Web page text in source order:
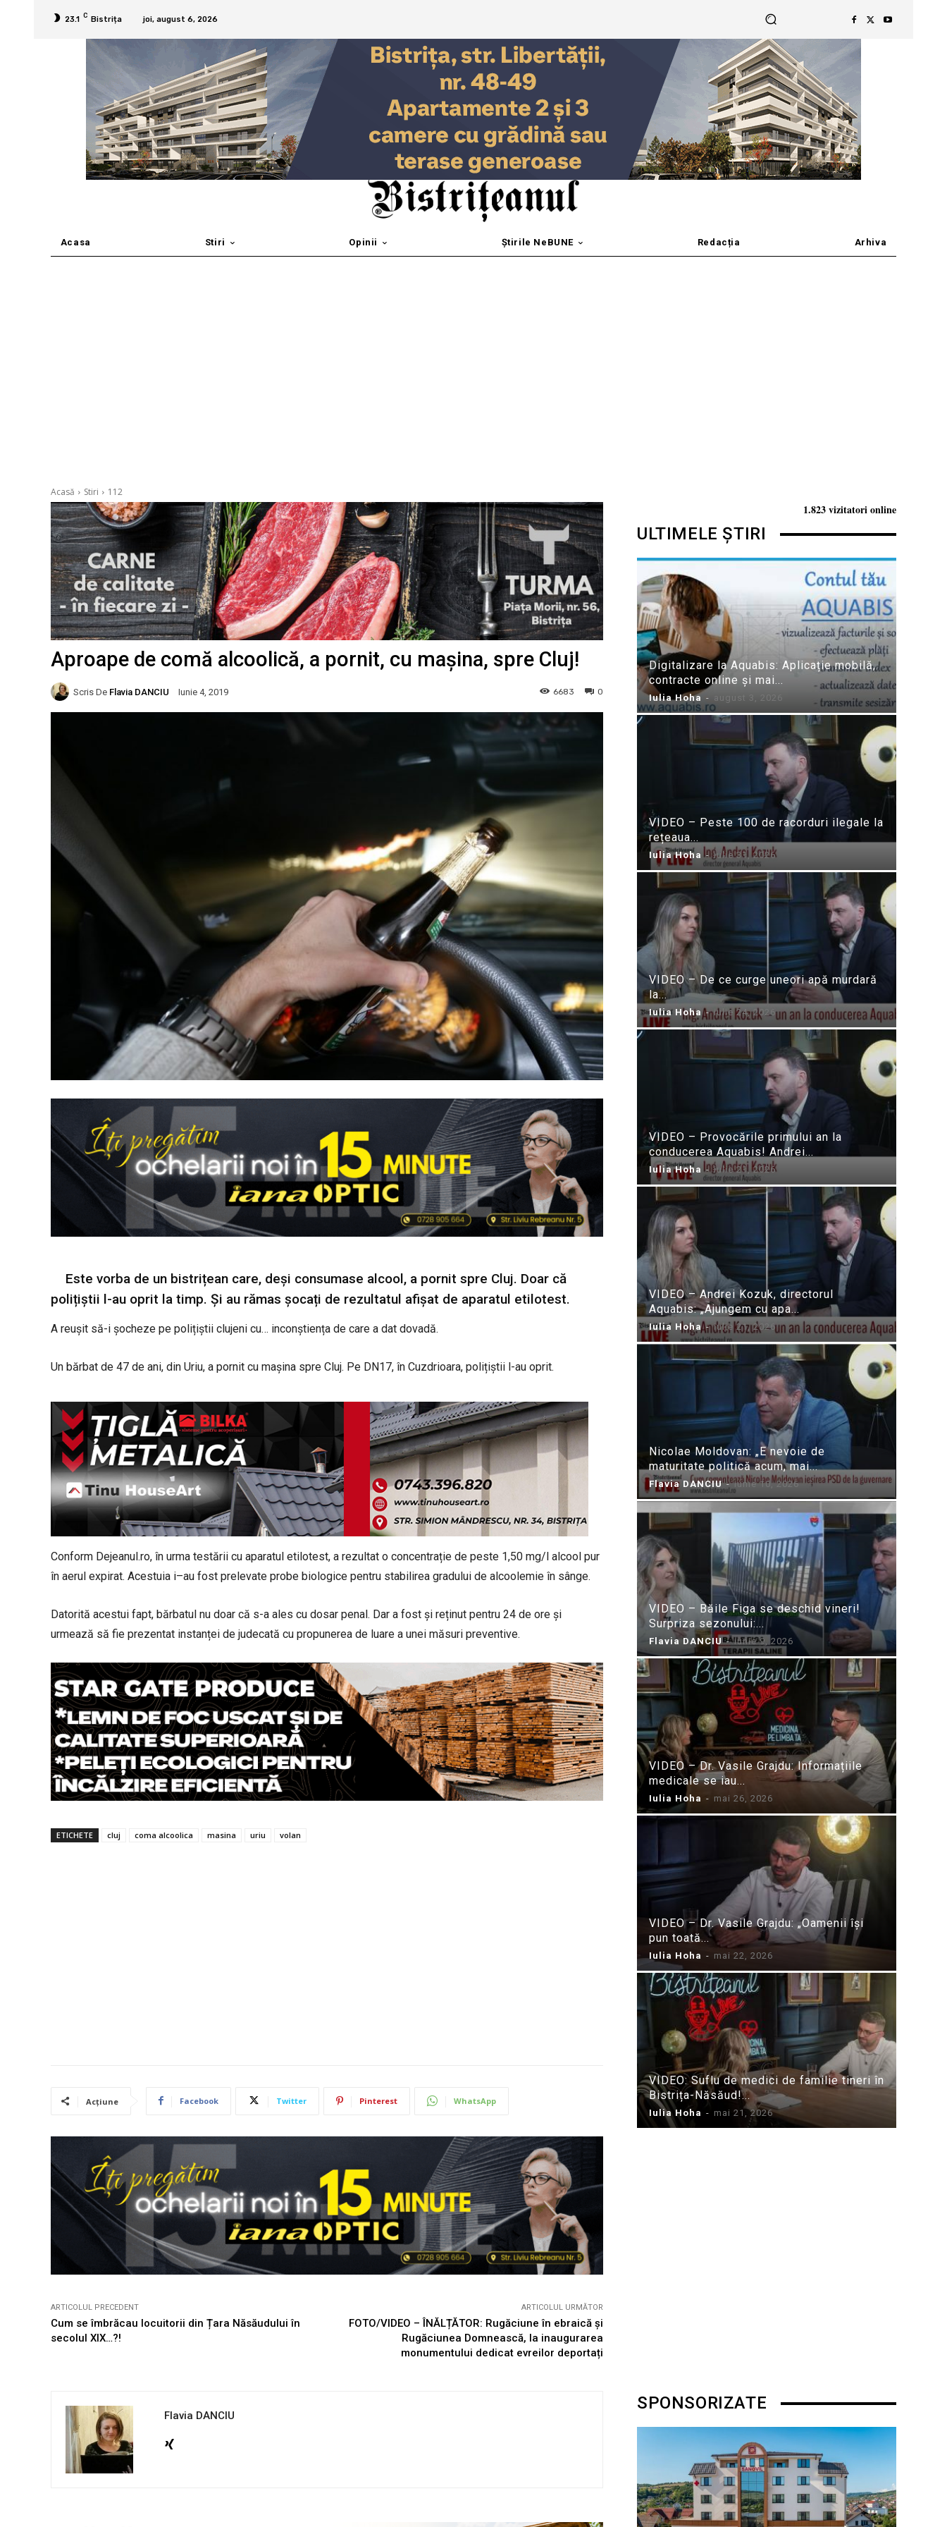
23.1 C Bistrița joi, august 6, 2026
Acasa Stiri Opinii Știrile NeBUNE Redacția Arhiva
Acasă Stiri 112
Aproape de comă alcoolică, a pornit, cu mașina, spre Cluj!
Scris De Flavia DANCIU Iunie 4, 2019 0
6683
Este vorba de un bistrițean care, deși consumase alcool, a pornit spre Cluj. Doar că
polițiștii l-au oprit la timp. Și au rămas șocați de rezultatul afișat de aparatul etilotest.
A reușit să-i șocheze pe polițiștii clujeni cu… inconștiența de care a dat dovadă.
Un bărbat de 47 de ani, din Uriu, a pornit cu mașina spre Cluj. Pe DN17, în Cuzdrioara, polițiștii l-au oprit.
Conform Dejeanul.ro, în urma testării cu aparatul etilotest, a rezultat o concentrație de peste 1,50 mg/l alcool pur
în aerul expirat. Acestuia i–au fost prelevate probe biologice pentru stabilirea gradului de alcoolemie în sânge.
Datorită acestui fapt, bărbatul nu doar că s-a ales cu dosar penal. Dar a fost și reținut pentru 24 de ore și
urmează să fie prezentat instanței de judecată cu propunerea de luare a unei măsuri preventive.
ETICHETE cluj coma alcoolica masina uriu volan
Acțiune Facebook Twitter Pinterest WhatsApp
ARTICOLUL PRECEDENT
Cum se îmbrăcau locuitorii din Țara Năsăudului în
secolul XIX…?!
ARTICOLUL URMĂTOR
FOTO/VIDEO – ÎNĂLȚĂTOR: Rugăciune în ebraică și
Rugăciunea Domnească, la inaugurarea
monumentului dedicat evreilor deportați
Flavia DANCIU
1.823 vizitatori online
ULTIMELE ȘTIRI
Digitalizare la Aquabis: Aplicație mobilă,
contracte online și mai...
Iulia Hoha - august 3, 2026
VIDEO – Peste 100 de racorduri ilegale la
rețeaua...
Iulia Hoha - iulie 31, 2026
VIDEO – De ce curge uneori apă murdară
la...
Iulia Hoha - iulie 24, 2026
VIDEO – Provocările primului an la
conducerea Aquabis! Andrei...
Iulia Hoha - iulie 21, 2026
VIDEO – Andrei Kozuk, directorul
Aquabis: „Ajungem cu apa...
Iulia Hoha - iulie 21, 2026
Nicolae Moldovan: „E nevoie de
maturitate politică acum, mai...
Flavia DANCIU - iunie 10, 2026
VIDEO – Băile Figa se deschid vineri!
Surpriza sezonului:...
Flavia DANCIU - iunie 9, 2026
VIDEO – Dr. Vasile Grajdu: Informațiile
medicale se iau...
Iulia Hoha - mai 26, 2026
VIDEO – Dr. Vasile Grajdu: „Oamenii își
pun toată...
Iulia Hoha - mai 22, 2026
VIDEO: Suflu de medici de familie tineri în
Bistrița-Năsăud!...
Iulia Hoha - mai 21, 2026
SPONSORIZATE